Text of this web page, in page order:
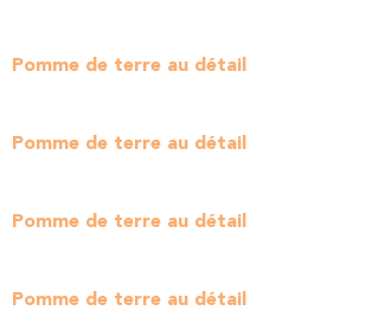
Pomme de terre au détail
Pomme de terre au détail
Pomme de terre au détail
Pomme de terre au détail